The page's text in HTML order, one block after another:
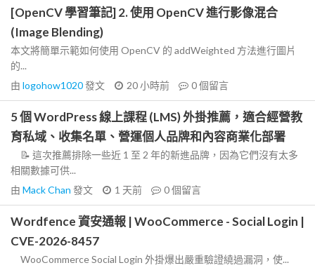
[OpenCV 學習筆記] 2. 使用 OpenCV 進行影像混合
(Image Blending)
本文將簡單示範如何使用 OpenCV 的 addWeighted 方法進行圖片
的...
由 logohow1020發文 20 小時前 0個留言
5 個 WordPress 線上課程 (LMS) 外掛推薦，適合經營教
育私域、收集名單、營運個人品牌和內容商業化部署
📝 這次推薦排除一些近 1 至 2 年的新進品牌，因為它們沒有太多
相關數據可供...
由 Mack Chan 發文 1 天前 0個留言
Wordfence 資安通報 | WooCommerce - Social Login |
CVE-2026-8457
WooCommerce Social Login 外掛爆出嚴重驗證繞過漏洞，使...